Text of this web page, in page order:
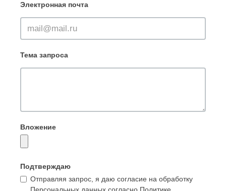
Электронная почта
Тема запроса
Вложение
Подтверждаю
Отправляя запрос, я даю согласие на обработку